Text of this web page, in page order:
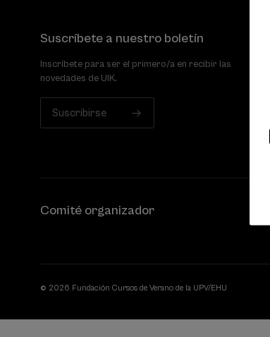
Suscríbete a nuestro boletín
Inscríbete para ser el primero/a en recibir las
novedades de UIK.
Suscribirse
Comité organizador
© 2026 Fundación Cursos de Verano de la UPV/EHU